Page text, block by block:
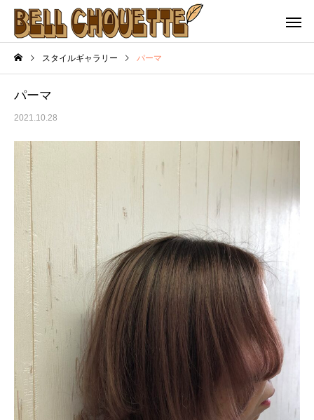
スタイルギャラリー パーマ
パーマ
2021.10.28